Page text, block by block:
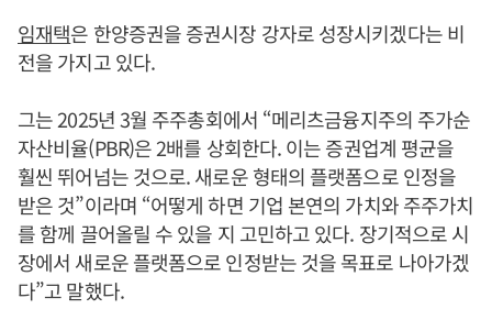
임재택은 한양증권을 증권시장 강자로 성장시키겠다는 비
전을 가지고 있다.
그는 2025년 3월 주주총회에서 “메리츠금융지주의 주가순
자산비율(PBR)은 2배를 상회한다. 이는 증권업계 평균을
훨씬 뛰어넘는 것으로. 새로운 형태의 플랫폼으로 인정을
받은 것”이라며 “어떻게 하면 기업 본연의 가치와 주주가치
를 함께 끌어올릴 수 있을 지 고민하고 있다. 장기적으로 시
장에서 새로운 플랫폼으로 인정받는 것을 목표로 나아가겠
다”고 말했다.